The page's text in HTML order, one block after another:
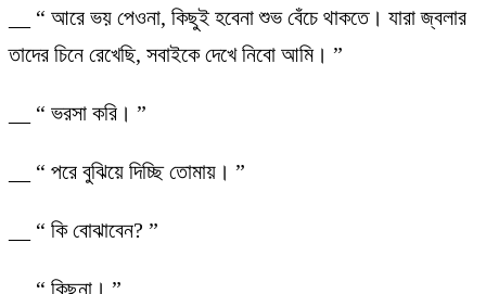
__ “ আরে ভয় পেওনা, কিছুই হবেনা শুভ বেঁচে থাকতে। যারা জ্বলার
তাদের চিনে রেখেছি, সবাইকে দেখে নিবো আমি। ”
__ “ ভরসা করি। ”
__ “ পরে বুঝিয়ে দিচ্ছি তোমায়। ”
__ “ কি বোঝাবেন? ”
__ “ কিছুনা। ”